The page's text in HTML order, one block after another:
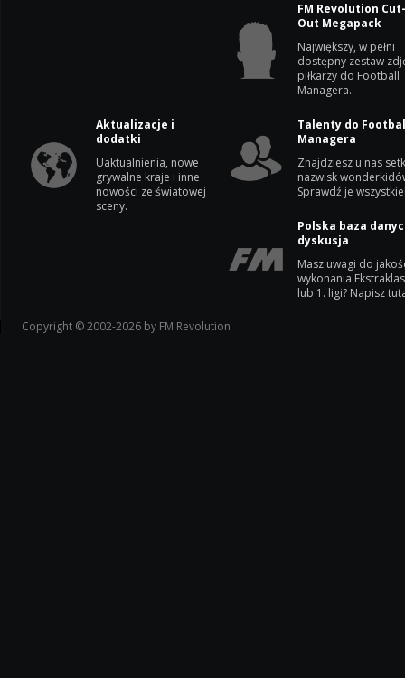
FM Revolution
Out Megapack
Największy, w pełni
dostępny zestaw
piłkarzy do Football
Managera.
Aktualizacje i
dodatki
Uaktualnienia, nowe
grywalne kraje i inne
nowości ze światowej
sceny.
Talenty do
Managera
Znajdziesz u nas
nazwisk
Sprawdź je
Polska baza
dyskusja
Masz uwagi do
wykonania
lub 1. ligi? Napisz
Copyright © 2002-2026 by FM Revolution